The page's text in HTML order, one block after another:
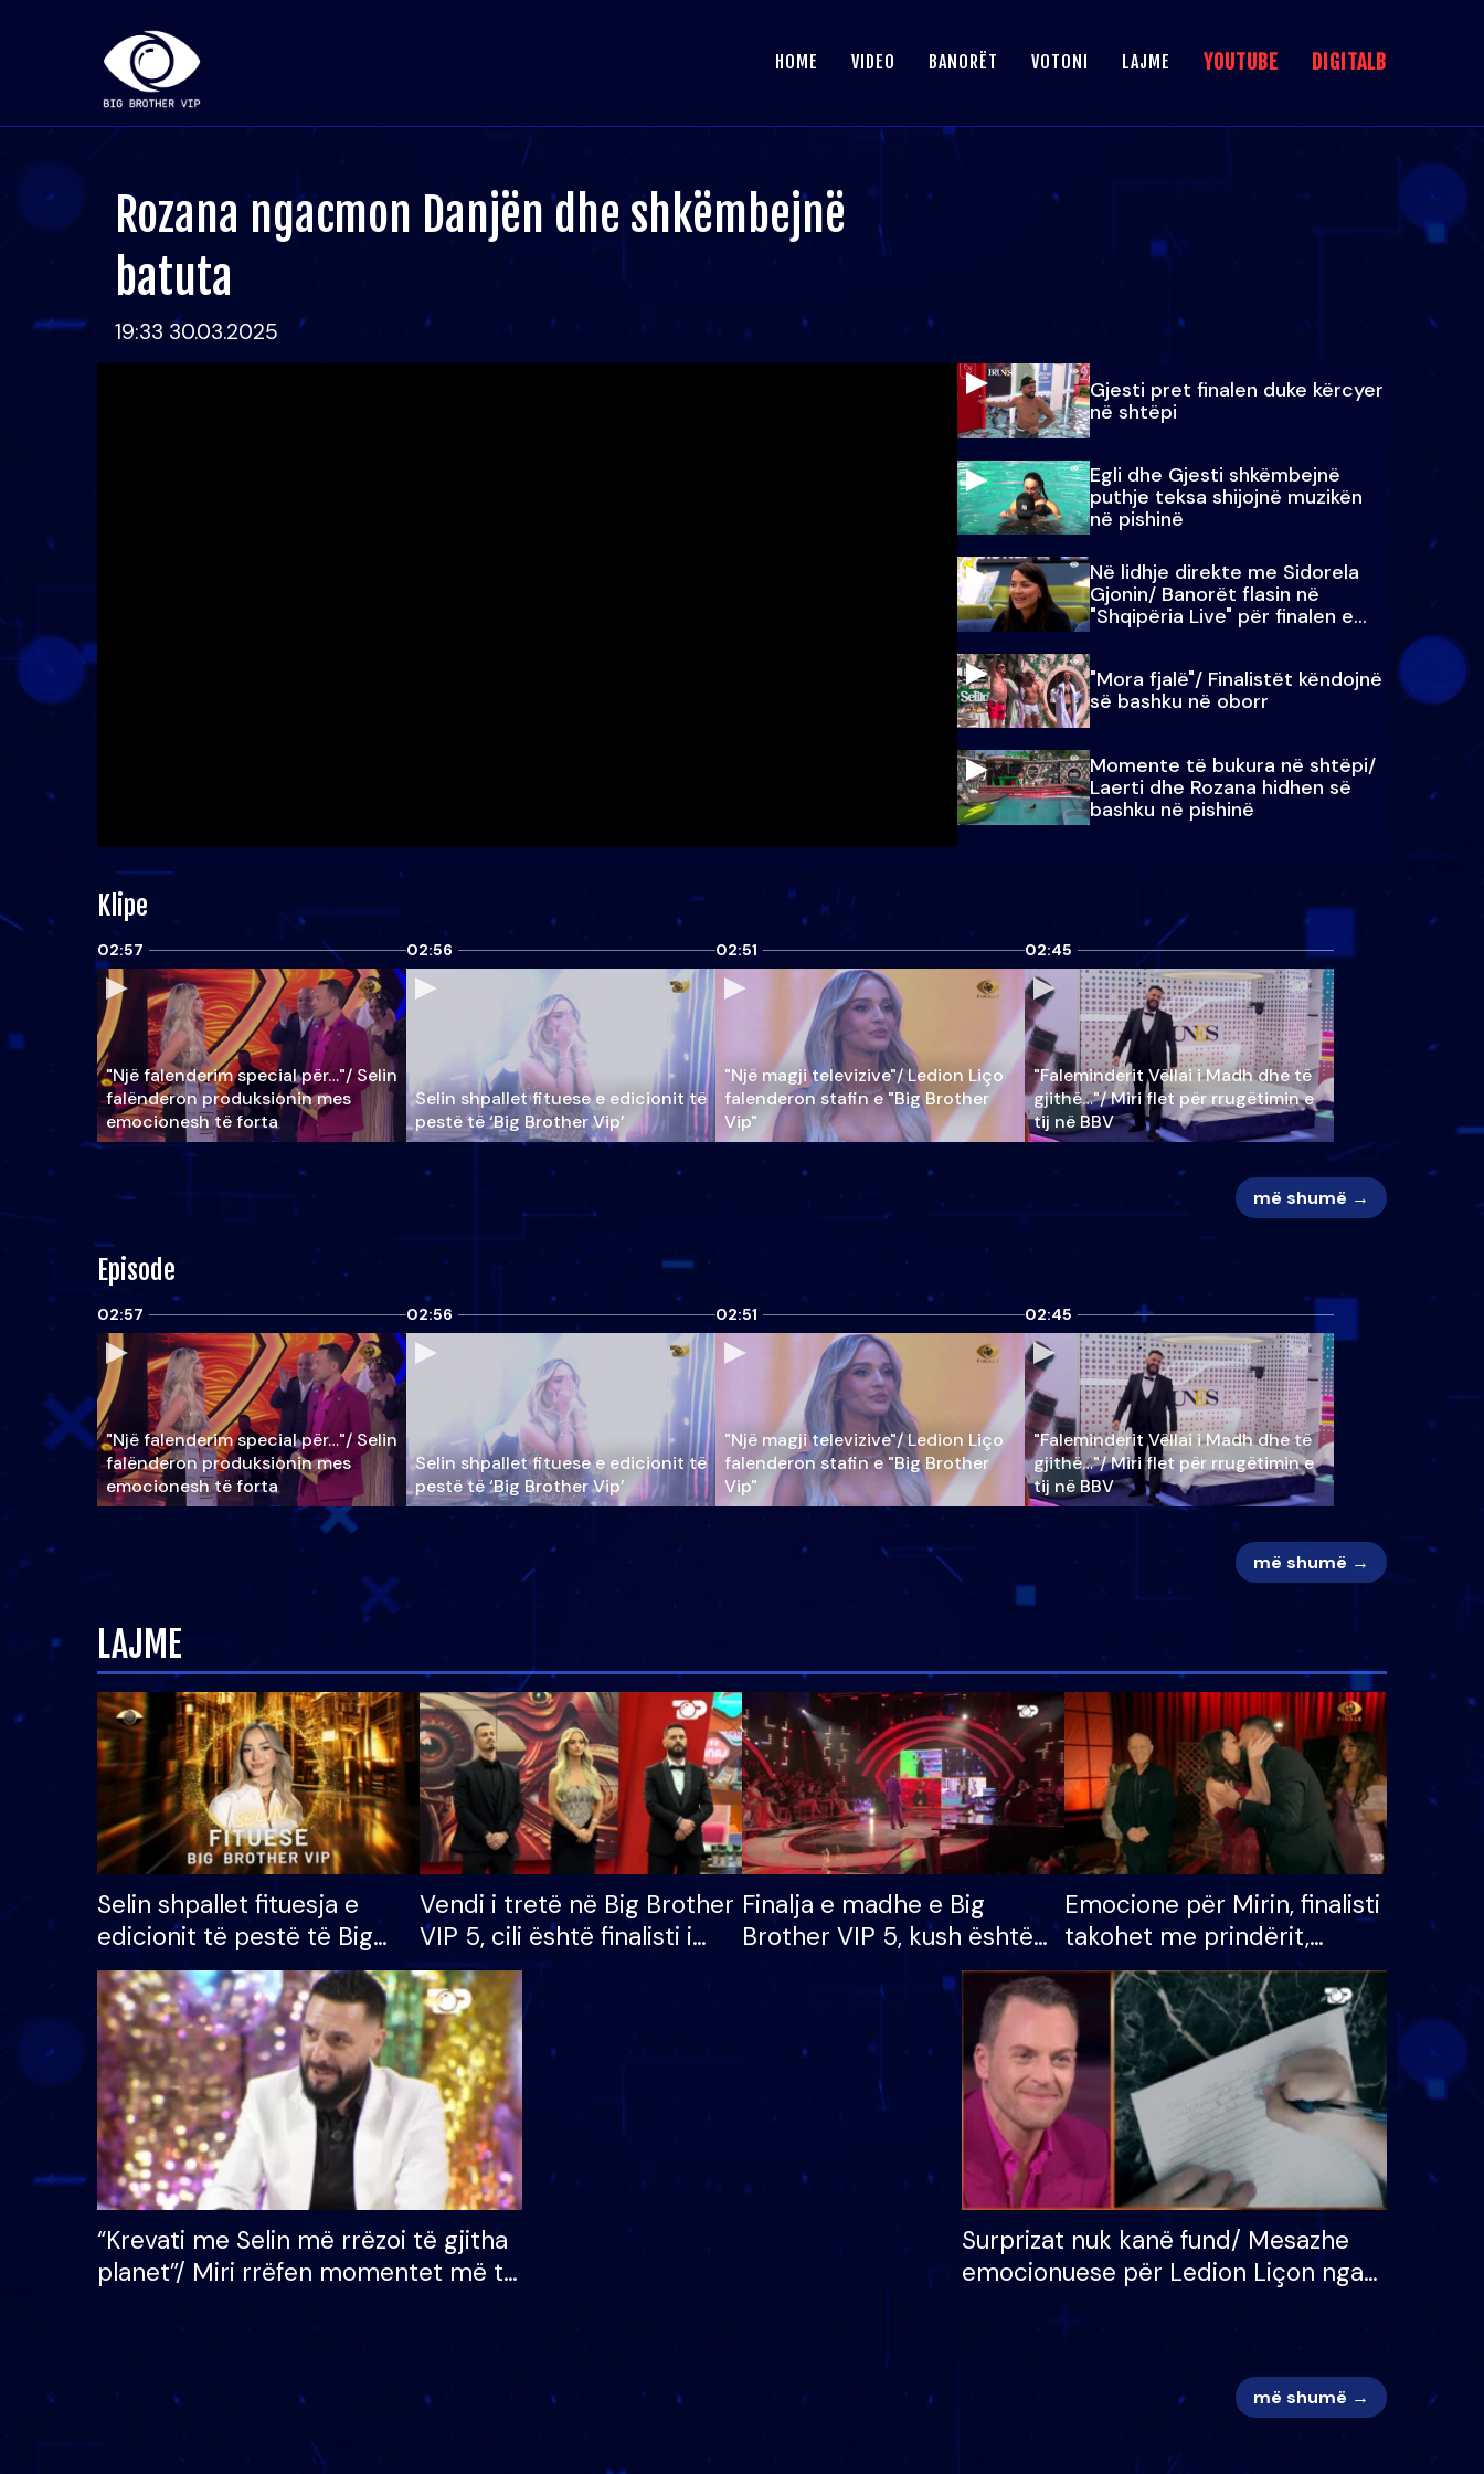
HOME VIDEO BANORËT VOTONI LAJME YOUTUBE DIGITALB
Rozana ngacmon Danjën dhe shkëmbejnë
batuta
19:33 30.03.2025
Gjesti pret finalen duke kërcyer
në shtëpi
Egli dhe Gjesti shkëmbejnë
puthje teksa shijojnë muzikën
në pishinë
Në lidhje direkte me Sidorela
Gjonin/ Banorët flasin në
"Shqipëria Live" për finalen e
madhe
"Mora fjalë"/ Finalistët këndojnë
së bashku në oborr
Momente të bukura në shtëpi/
Laerti dhe Rozana hidhen së
bashku në pishinë
Klipe
02:57
"Një falenderim special për…"/ Selin
falënderon produksionin mes
emocionesh të forta
02:56
Selin shpallet fituese e edicionit të
pestë të ‘Big Brother Vip’
02:51
"Një magji televizive"/ Ledion Liço
falenderon stafin e "Big Brother
Vip"
02:45
"Faleminderit Vëllai i Madh dhe të
gjithë…"/ Miri flet për rrugëtimin e
tij në BBV
më shumë →
Episode
02:57
"Një falenderim special për…"/ Selin
falënderon produksionin mes
emocionesh të forta
02:56
Selin shpallet fituese e edicionit të
pestë të ‘Big Brother Vip’
02:51
"Një magji televizive"/ Ledion Liço
falenderon stafin e "Big Brother
Vip"
02:45
"Faleminderit Vëllai i Madh dhe të
gjithë…"/ Miri flet për rrugëtimin e
tij në BBV
më shumë →
LAJME
Selin shpallet fituesja e
edicionit të pestë të Big
Brother VIP, rrëmben
çmimin e madh prej 100
mijë eurosh
Vendi i tretë në Big Brother
VIP 5, cili është finalisti i
radhës që lë shtëpinë
Finalja e madhe e Big
Brother VIP 5, kush është
banori i parë që lë shtëpinë
dhe humb mundësinë për
të fituar çmimin e madh
Emocione për Mirin, finalisti
takohet me prindërit,
vajzën dhe bashkëshorten:
S’kemi ndonjë letër divorci
apo jo?
“Krevati me Selin më rrëzoi të gjitha
planet”/ Miri rrëfen momentet më të
mungojë zilja e mëngjesit kur…
Surprizat nuk kanë fund/ Mesazhe
emocionuese për Ledion Liçon nga
më shumë →